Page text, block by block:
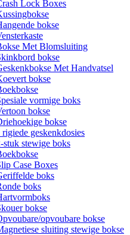
Lock Boxes
bokse
Met Blomsluiting
bokse
Met Handvatsel
bokse
vormige boks
bokse
bokse
geskenkdosies
stuk stewige boks
Case Boxes
boks
boks
bokse
opvoubare bokse
sluiting stewige bokse